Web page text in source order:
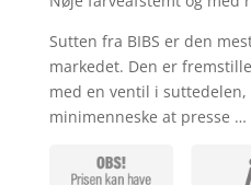
Sutten fra BIBS er den
markedet. Den er
med en ventil i
minimenneske at presse …